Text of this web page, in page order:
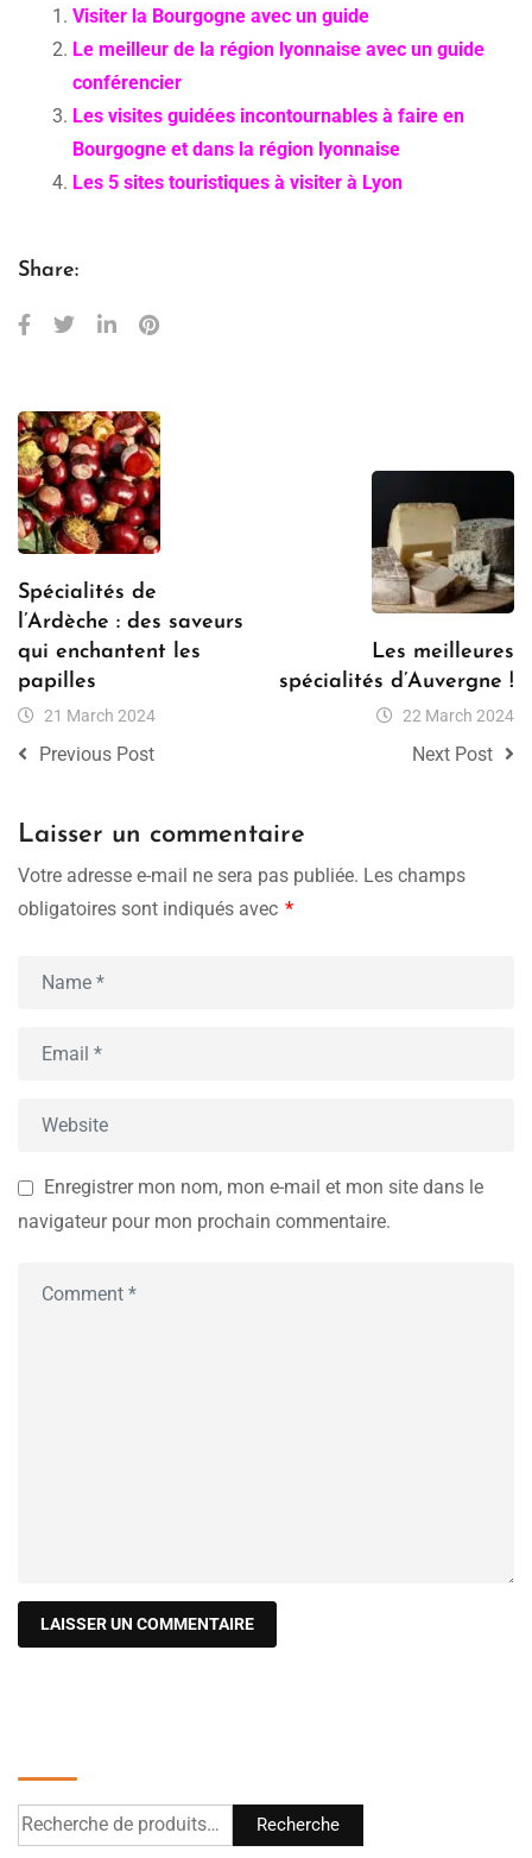
Visiter la Bourgogne avec un guide
Le meilleur de la région lyonnaise avec un guide
conférencier
Les visites guidées incontournables à faire en
Bourgogne et dans la région lyonnaise
Les 5 sites touristiques à visiter à Lyon
Share:
Spécialités de
l’Ardèche : des saveurs
qui enchantent les
papilles
21 March 2024
Previous Post
Les meilleures
spécialités d’Auvergne !
22 March 2024
Next Post
Laisser un commentaire
Votre adresse e-mail ne sera pas publiée. Les champs
obligatoires sont indiqués avec *
Enregistrer mon nom, mon e-mail et mon site dans le
navigateur pour mon prochain commentaire.
Recherche